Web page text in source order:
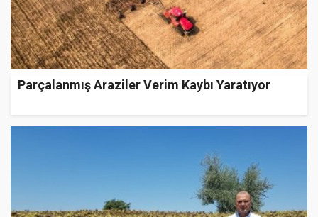
Parçalanmış Araziler Verim Kaybı Yaratıyor